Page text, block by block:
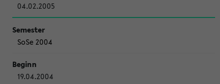
04.02.2005
SoSe 2004
19.04.2004